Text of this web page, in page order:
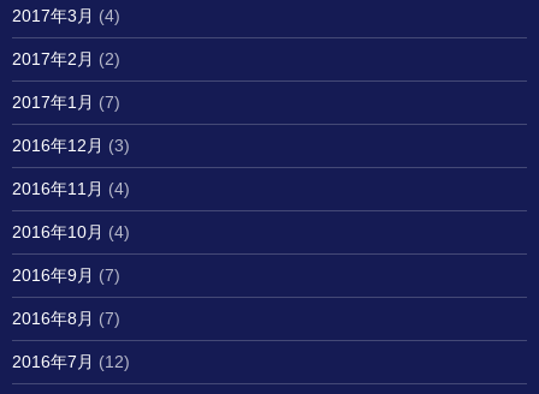
2017年3月 (4)
2017年2月 (2)
2017年1月 (7)
2016年12月 (3)
2016年11月 (4)
2016年10月 (4)
2016年9月 (7)
2016年8月 (7)
2016年7月 (12)